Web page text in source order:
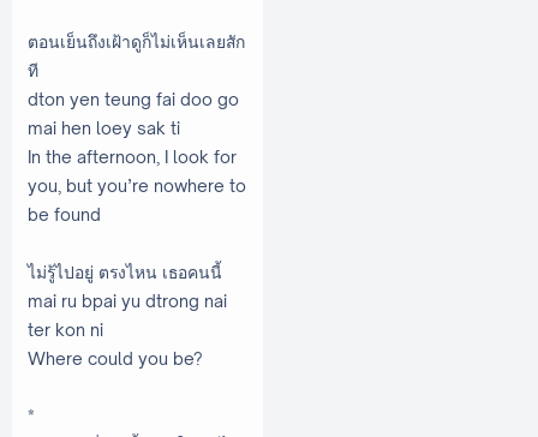
ตอนเย็นถึงเฝ้าดูก็ไม่เห็นเลยสัก
ที
dton yen teung fai doo go
mai hen loey sak ti
In the afternoon, I look for
you, but you’re nowhere to
be found
ไม่รู้ไปอยู่ ตรงไหน เธอคนนี้
mai ru bpai yu dtrong nai
ter kon ni
Where could you be?
*